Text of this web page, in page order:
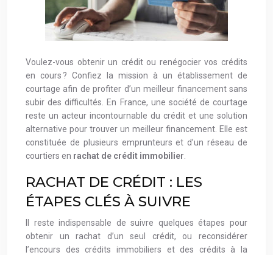
Voulez-vous obtenir un crédit ou renégocier vos crédits
en cours ? Confiez la mission à un établissement de
courtage afin de profiter d’un meilleur financement sans
subir des difficultés. En France, une société de courtage
reste un acteur incontournable du crédit et une solution
alternative pour trouver un meilleur financement. Elle est
constituée de plusieurs emprunteurs et d’un réseau de
courtiers en rachat de crédit immobilier
RACHAT DE CRÉDIT : LES
ÉTAPES CLÉS À SUIVRE
Il reste indispensable de suivre quelques étapes pour
obtenir un rachat d’un seul crédit, ou reconsidérer
l’encours des crédits immobiliers et des crédits à la